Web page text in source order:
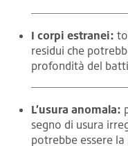
I corpi estranei:
residui che
profondità del
L’usura anomala:
segno di usura
potrebbe essere